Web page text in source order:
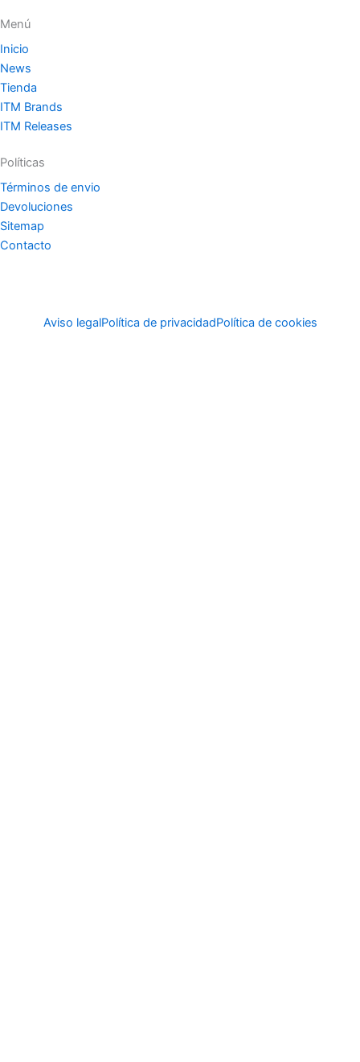
Menú
Inicio
News
Tienda
ITM Brands
ITM Releases
Políticas
Términos de envio
Devoluciones
Sitemap
Contacto
Aviso legalPolítica de privacidadPolítica de cookies